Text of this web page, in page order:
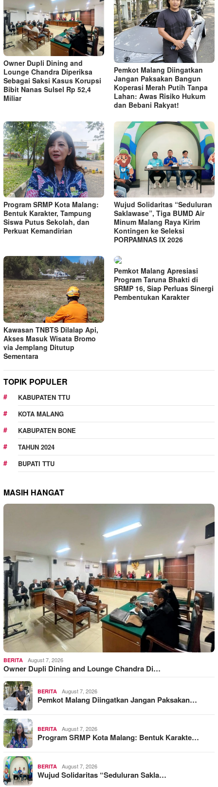
Owner Dupli Dining and
Lounge Chandra Diperiksa
Sebagai Saksi Kasus Korupsi
Bibit Nanas Sulsel Rp 52,4
Miliar
Pemkot Malang Diingatkan
Jangan Paksakan Bangun
Koperasi Merah Putih Tanpa
Lahan: Awas Risiko Hukum
dan Bebani Rakyat!
Program SRMP Kota Malang:
Bentuk Karakter, Tampung
Siswa Putus Sekolah, dan
Perkuat Kemandirian
Wujud Solidaritas “Seduluran
Saklawase”, Tiga BUMD Air
Minum Malang Raya Kirim
Kontingen ke Seleksi
PORPAMNAS IX 2026
Kawasan TNBTS Dilalap Api,
Akses Masuk Wisata Bromo
via Jemplang Ditutup
Sementara
Pemkot Malang Apresiasi
Program Taruna Bhakti di
SRMP 16, Siap Perluas Sinergi
Pembentukan Karakter
TOPIK POPULER
KABUPATEN TTU
KOTA MALANG
KABUPATEN BONE
TAHUN 2024
BUPATI TTU
MASIH HANGAT
BERITA August 7, 2026
Owner Dupli Dining and Lounge Chandra Di…
BERITA August 7, 2026
Pemkot Malang Diingatkan Jangan Paksakan…
BERITA August 7, 2026
Program SRMP Kota Malang: Bentuk Karakte…
BERITA August 7, 2026
Wujud Solidaritas “Seduluran Sakla…